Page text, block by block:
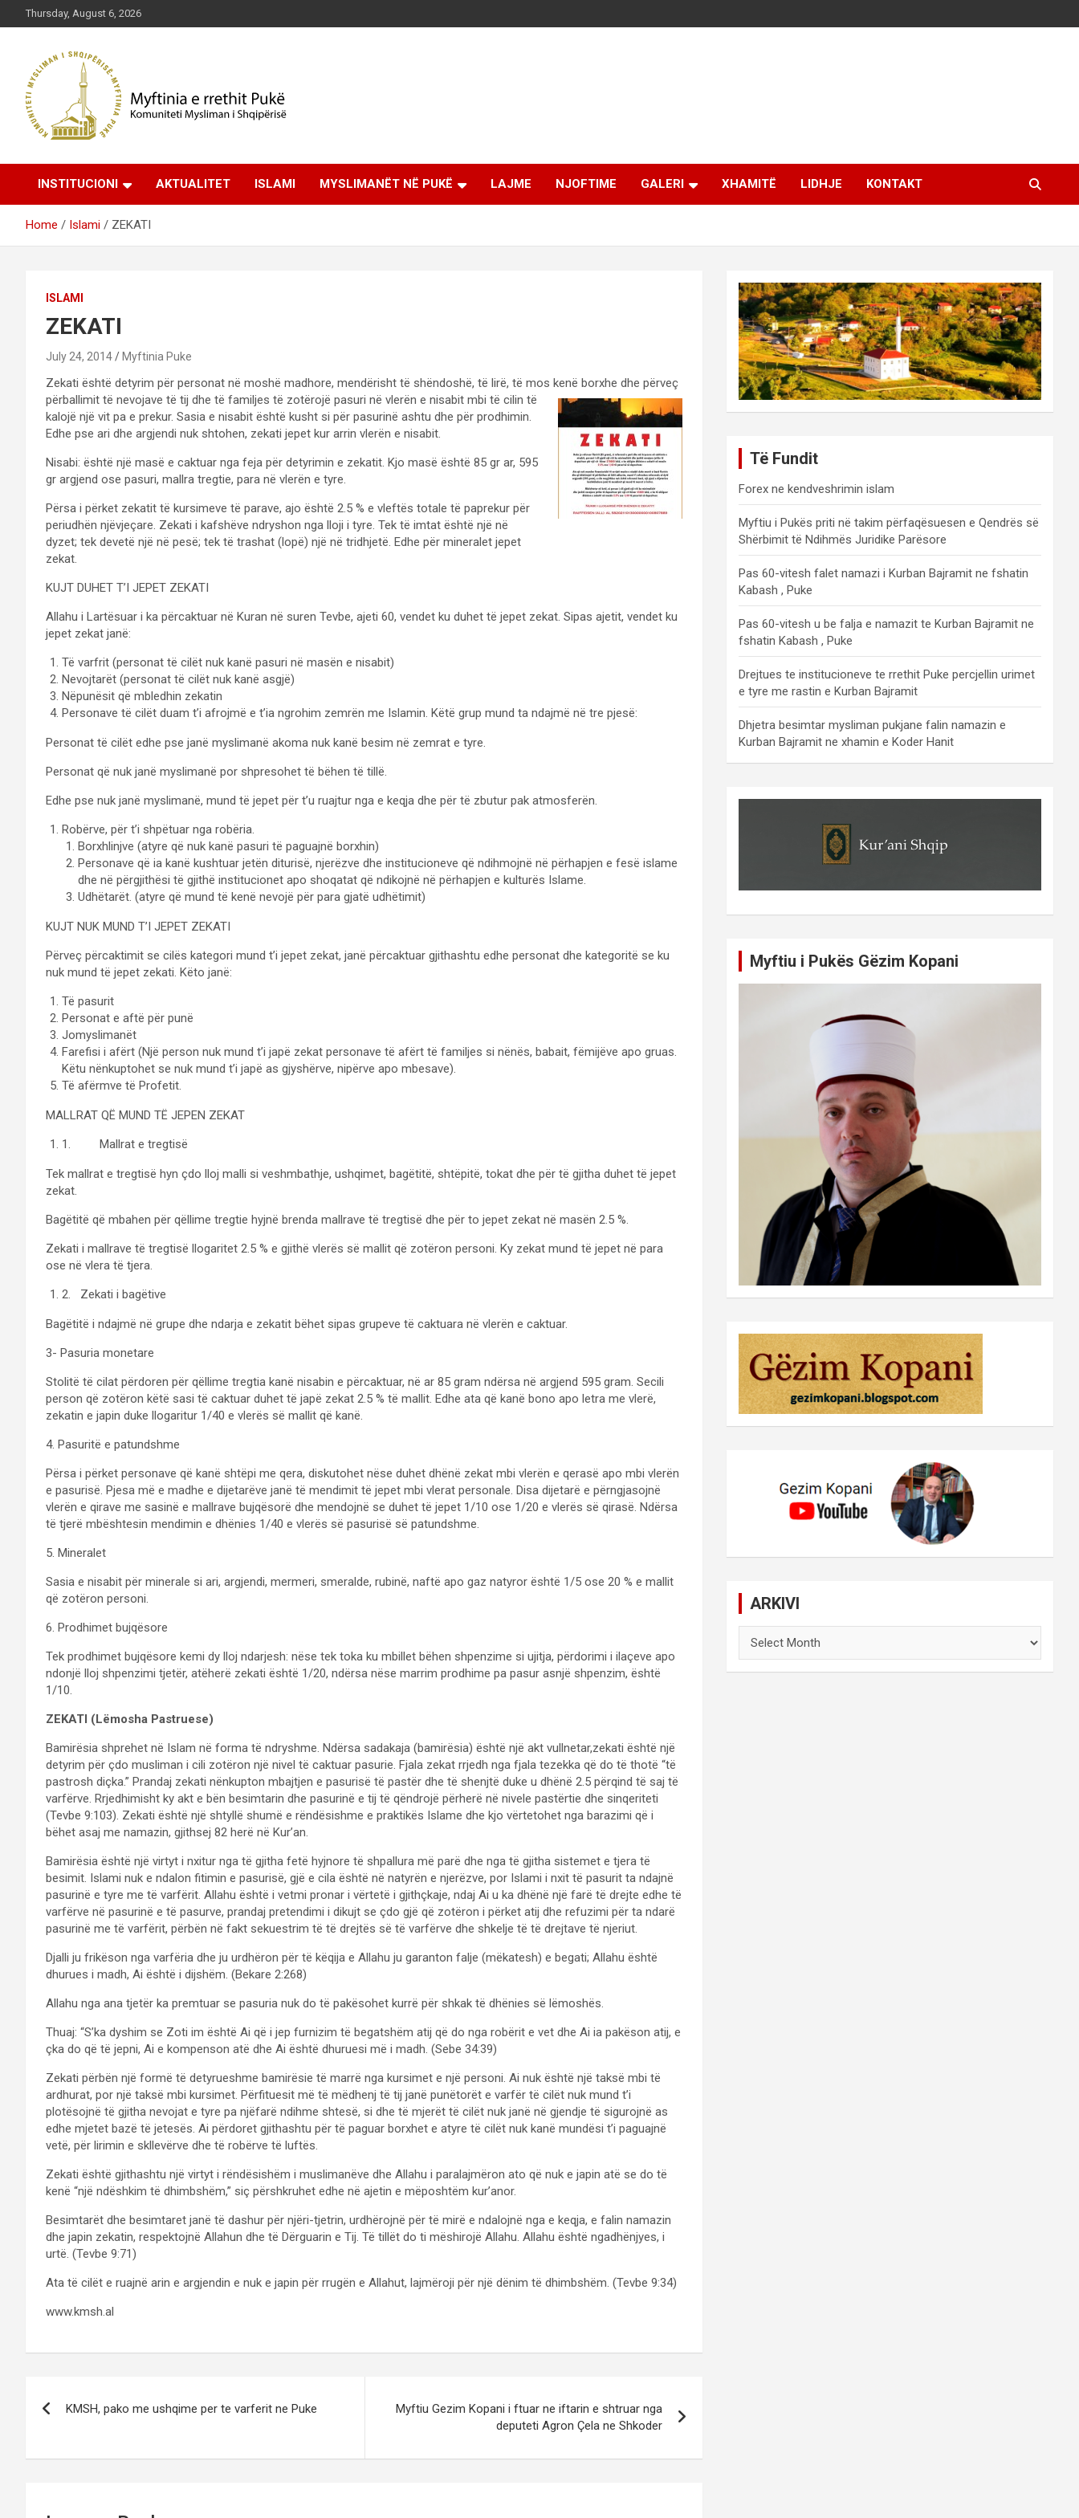
to
Thursday, August 6, 2026
Myftinia Pukë | Faqja
Zyrtare
INSTITUCIONI AKTUALITET ISLAMI MYSLIMANËT NË PUKË LAJME NJOFTIME GALERI XHAMITË LIDHJE KONTAKT
Home Islami ZEKATI
ISLAMI
ZEKATI
July 24, 2014 Myftinia Puke
Zekati është detyrim për personat në moshë madhore, mendërisht të shëndoshë, të lirë, të mos kenë borxhe dhe përveç
përballimit të nevojave të tij dhe të familjes të zotërojë pasuri në vlerën e nisabit mbi të cilin të
kalojë një vit pa e prekur. Sasia e nisabit është kusht si për pasurinë ashtu dhe për prodhimin.
Edhe pse ari dhe argjendi nuk shtohen, zekati jepet kur arrin vlerën e nisabit.
Nisabi: është një masë e caktuar nga feja për detyrimin e zekatit. Kjo masë është 85 gr ar, 595
gr argjend ose pasuri, mallra tregtie, para në vlerën e tyre.
Përsa i përket zekatit të kursimeve të parave, ajo është 2.5 % e vleftës totale të paprekur për
periudhën njëvjeçare. Zekati i kafshëve ndryshon nga lloji i tyre. Tek të imtat është një në
dyzet; tek devetë një në pesë; tek të trashat (lopë) një në tridhjetë. Edhe për mineralet jepet
zekat.
KUJT DUHET T’I JEPET ZEKATI
Allahu i Lartësuar i ka përcaktuar në Kuran në suren Tevbe, ajeti 60, vendet ku duhet të jepet zekat. Sipas ajetit, vendet ku
jepet zekat janë:
Të varfrit (personat të cilët nuk kanë pasuri në masën e nisabit)
Nevojtarët (personat të cilët nuk kanë asgjë)
Nëpunësit që mbledhin zekatin
Personave të cilët duam t’i afrojmë e t’ia ngrohim zemrën me Islamin. Këtë grup mund ta ndajmë në tre pjesë:
Personat të cilët edhe pse janë myslimanë akoma nuk kanë besim në zemrat e tyre.
Personat që nuk janë myslimanë por shpresohet të bëhen të tillë.
Edhe pse nuk janë myslimanë, mund të jepet për t’u ruajtur nga e keqja dhe për të zbutur pak atmosferën.
Robërve, për t’i shpëtuar nga robëria.
Borxhlinjve (atyre që nuk kanë pasuri të paguajnë borxhin)
Personave që ia kanë kushtuar jetën diturisë, njerëzve dhe institucioneve që ndihmojnë në përhapjen e fesë islame
dhe në përgjithësi të gjithë institucionet apo shoqatat që ndikojnë në përhapjen e kulturës Islame.
Udhëtarët. (atyre që mund të kenë nevojë për para gjatë udhëtimit)
KUJT NUK MUND T’I JEPET ZEKATI
Përveç përcaktimit se cilës kategori mund t’i jepet zekat, janë përcaktuar gjithashtu edhe personat dhe kategoritë se ku
nuk mund të jepet zekati. Këto janë:
Të pasurit
Personat e aftë për punë
Jomyslimanët
Farefisi i afërt (Një person nuk mund t’i japë zekat personave të afërt të familjes si nënës, babait, fëmijëve apo gruas.
Këtu nënkuptohet se nuk mund t’i japë as gjyshërve, nipërve apo mbesave).
Të afërmve të Profetit.
MALLRAT QË MUND TË JEPEN ZEKAT
1. Mallrat e tregtisë
Tek mallrat e tregtisë hyn çdo lloj malli si veshmbathje, ushqimet, bagëtitë, shtëpitë, tokat dhe për të gjitha duhet të jepet
zekat.
Bagëtitë që mbahen për qëllime tregtie hyjnë brenda mallrave të tregtisë dhe për to jepet zekat në masën 2.5 %.
Zekati i mallrave të tregtisë llogaritet 2.5 % e gjithë vlerës së mallit që zotëron personi. Ky zekat mund të jepet në para
ose në vlera të tjera.
2. Zekati i bagëtive
Bagëtitë i ndajmë në grupe dhe ndarja e zekatit bëhet sipas grupeve të caktuara në vlerën e caktuar.
3- Pasuria monetare
Stolitë të cilat përdoren për qëllime tregtia kanë nisabin e përcaktuar, në ar 85 gram ndërsa në argjend 595 gram. Secili
person që zotëron këtë sasi të caktuar duhet të japë zekat 2.5 % të mallit. Edhe ata që kanë bono apo letra me vlerë,
zekatin e japin duke llogaritur 1/40 e vlerës së mallit që kanë.
4. Pasuritë e patundshme
Përsa i përket personave që kanë shtëpi me qera, diskutohet nëse duhet dhënë zekat mbi vlerën e qerasë apo mbi vlerën
e pasurisë. Pjesa më e madhe e dijetarëve janë të mendimit të jepet mbi vlerat personale. Disa dijetarë e përngjasojnë
vlerën e qirave me sasinë e mallrave bujqësorë dhe mendojnë se duhet të jepet 1/10 ose 1/20 e vlerës së qirasë. Ndërsa
të tjerë mbështesin mendimin e dhënies 1/40 e vlerës së pasurisë së patundshme.
5. Mineralet
Sasia e nisabit për minerale si ari, argjendi, mermeri, smeralde, rubinë, naftë apo gaz natyror është 1/5 ose 20 % e mallit
që zotëron personi.
6. Prodhimet bujqësore
Tek prodhimet bujqësore kemi dy lloj ndarjesh: nëse tek toka ku mbillet bëhen shpenzime si ujitja, përdorimi i ilaçeve apo
ndonjë lloj shpenzimi tjetër, atëherë zekati është 1/20, ndërsa nëse marrim prodhime pa pasur asnjë shpenzim, është
1/10.
ZEKATI (Lëmosha Pastruese)
Bamirësia shprehet në Islam në forma të ndryshme. Ndërsa sadakaja (bamirësia) është një akt vullnetar,zekati është një
detyrim për çdo musliman i cili zotëron një nivel të caktuar pasurie. Fjala zekat rrjedh nga fjala tezekka që do të thotë “të
pastrosh diçka.” Prandaj zekati nënkupton mbajtjen e pasurisë të pastër dhe të shenjtë duke u dhënë 2.5 përqind të saj të
varfërve. Rrjedhimisht ky akt e bën besimtarin dhe pasurinë e tij të qëndrojë përherë në nivele pastërtie dhe sinqeriteti
(Tevbe 9:103). Zekati është një shtyllë shumë e rëndësishme e praktikës Islame dhe kjo vërtetohet nga barazimi që i
bëhet asaj me namazin, gjithsej 82 herë në Kur’an.
Bamirësia është një virtyt i nxitur nga të gjitha fetë hyjnore të shpallura më parë dhe nga të gjitha sistemet e tjera të
besimit. Islami nuk e ndalon fitimin e pasurisë, gjë e cila është në natyrën e njerëzve, por Islami i nxit të pasurit ta ndajnë
pasurinë e tyre me të varfërit. Allahu është i vetmi pronar i vërtetë i gjithçkaje, ndaj Ai u ka dhënë një farë të drejte edhe të
varfërve në pasurinë e të pasurve, prandaj pretendimi i dikujt se çdo gjë që zotëron i përket atij dhe refuzimi për ta ndarë
pasurinë me të varfërit, përbën në fakt sekuestrim të të drejtës së të varfërve dhe shkelje të të drejtave të njeriut.
Djalli ju frikëson nga varfëria dhe ju urdhëron për të këqija e Allahu ju garanton falje (mëkatesh) e begati; Allahu është
dhurues i madh, Ai është i dijshëm. (Bekare 2:268)
Allahu nga ana tjetër ka premtuar se pasuria nuk do të pakësohet kurrë për shkak të dhënies së lëmoshës.
Thuaj: “S’ka dyshim se Zoti im është Ai që i jep furnizim të begatshëm atij që do nga robërit e vet dhe Ai ia pakëson atij, e
çka do që të jepni, Ai e kompenson atë dhe Ai është dhuruesi më i madh. (Sebe 34:39)
Zekati përbën një formë të detyrueshme bamirësie të marrë nga kursimet e një personi. Ai nuk është një taksë mbi të
ardhurat, por një taksë mbi kursimet. Përfituesit më të mëdhenj të tij janë punëtorët e varfër të cilët nuk mund t’i
plotësojnë të gjitha nevojat e tyre pa njëfarë ndihme shtesë, si dhe të mjerët të cilët nuk janë në gjendje të sigurojnë as
edhe mjetet bazë të jetesës. Ai përdoret gjithashtu për të paguar borxhet e atyre të cilët nuk kanë mundësi t’i paguajnë
vetë, për lirimin e skllevërve dhe të robërve të luftës.
Zekati është gjithashtu një virtyt i rëndësishëm i muslimanëve dhe Allahu i paralajmëron ato që nuk e japin atë se do të
kenë “një ndëshkim të dhimbshëm,” siç përshkruhet edhe në ajetin e mëposhtëm kur’anor.
Besimtarët dhe besimtaret janë të dashur për njëri-tjetrin, urdhërojnë për të mirë e ndalojnë nga e keqja, e falin namazin
dhe japin zekatin, respektojnë Allahun dhe të Dërguarin e Tij. Të tillët do ti mëshirojë Allahu. Allahu është ngadhënjyes, i
urtë. (Tevbe 9:71)
Ata të cilët e ruajnë arin e argjendin e nuk e japin për rrugën e Allahut, lajmëroji për një dënim të dhimbshëm. (Tevbe 9:34)
www.kmsh.al
navigation
KMSH, pako me ushqime per te varferit ne Puke
Myftiu Gezim Kopani i ftuar ne iftarin e shtruar nga
deputeti Agron Çela ne Shkoder
Të Fundit
Forex ne kendveshrimin islam
Myftiu i Pukës priti në takim përfaqësuesen e Qendrës së
Shërbimit të Ndihmës Juridike Parësore
Pas 60-vitesh falet namazi i Kurban Bajramit ne fshatin
Kabash , Puke
Pas 60-vitesh u be falja e namazit te Kurban Bajramit ne
fshatin Kabash , Puke
Drejtues te institucioneve te rrethit Puke percjellin urimet
e tyre me rastin e Kurban Bajramit
Dhjetra besimtar mysliman pukjane falin namazin e
Kurban Bajramit ne xhamin e Koder Hanit
Myftiu i Pukës Gëzim Kopani
ARKIVI